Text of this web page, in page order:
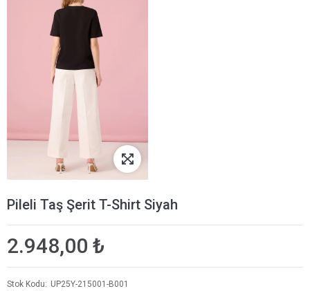
Pileli Taş Şerit T-Shirt Siyah
2.948,00 ₺
Stok Kodu
UP25Y-215001-B001